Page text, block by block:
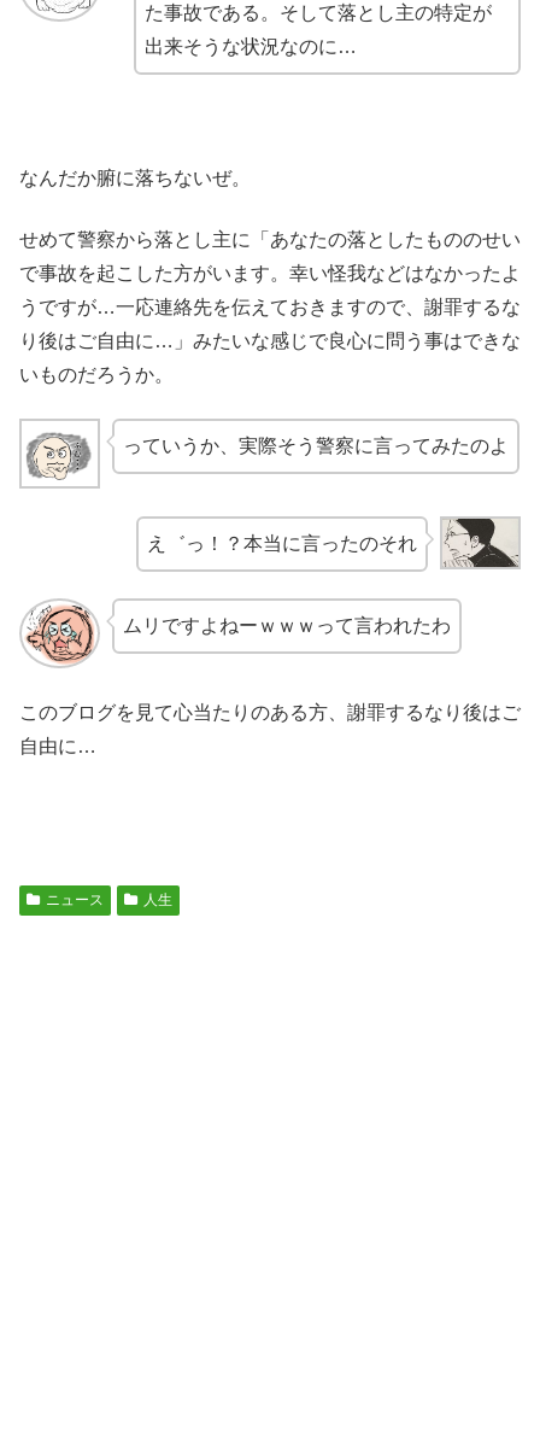
た事故である。そして落とし主の特定が
出来そうな状況なのに…
なんだか腑に落ちないぜ。
せめて警察から落とし主に「あなたの落としたもののせい
で事故を起こした方がいます。幸い怪我などはなかったよ
うですが…一応連絡先を伝えておきますので、謝罪するな
り後はご自由に…」みたいな感じで良心に問う事はできな
いものだろうか。
っていうか、実際そう警察に言ってみたのよ
え゛っ！？本当に言ったのそれ
ムリですよねーｗｗｗって言われたわ
このブログを見て心当たりのある方、謝罪するなり後はご
自由に…
ニュース 人生